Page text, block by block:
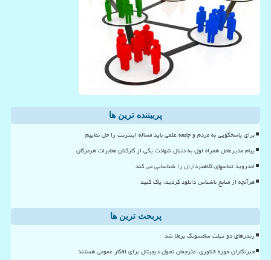
پربیننده ترین ها
برای پاسخگویی به مردم و جامعه علمی باید مساله اینترنت را حل نماییم
پیام مدیرعامل همراه اول به دنبال شهادت یکی از کارکنان مخابرات هرمزگان
اندروید تماسهای کلاهبرداران را شناسایی می کند
هرآنچه از منابع ناشناس دانلود کردید، پاک کنید
پربحث ترین ها
رندرهای دو تبلت سامسونگ برملا شد
خبرنگاران حوزه فناوری، مترجمان تحول دیجیتال برای افکار عمومی هستند